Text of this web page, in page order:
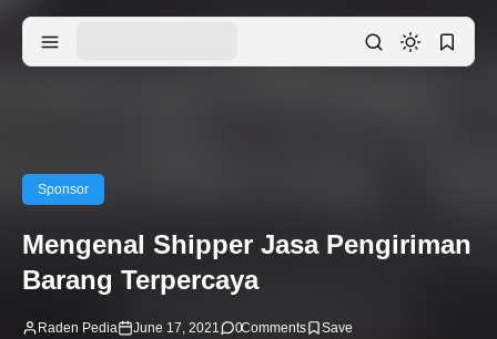
Sponsor
Mengenal Shipper Jasa Pengiriman
Barang Terpercaya
Raden Pedia June 17, 2021 0Comments